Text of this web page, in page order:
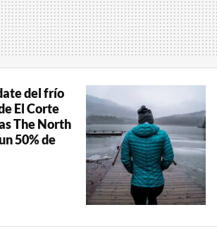
del frío
El Corte
The North
50% de